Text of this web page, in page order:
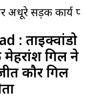
पर भड़के
: ताईक्वांडो
मेहरांश गिल ने
कौर गिल